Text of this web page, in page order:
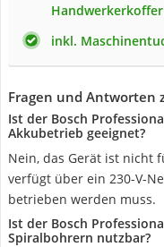
Handwerkerkoffer
inkl.
Fragen und Antworten
Ist der Bosch
Akkubetrieb geeignet?
Nein, das Gerät ist nicht
verfügt über ein 230-V-
betrieben werden muss.
Ist der Bosch
Spiralbohrern nutzbar?